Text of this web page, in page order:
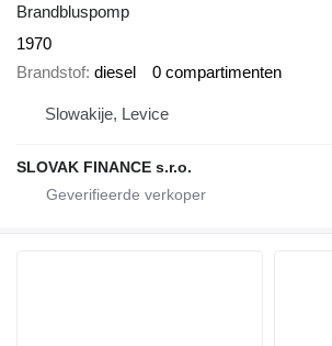
Brandbluspomp
1970
Brandstof diesel 0 compartimenten
Slowakije, Levice
SLOVAK FINANCE s.r.o.